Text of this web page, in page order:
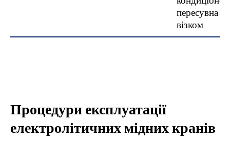
пересувна з
візком
Процедури експлуатації
електролітичних мідних кранів